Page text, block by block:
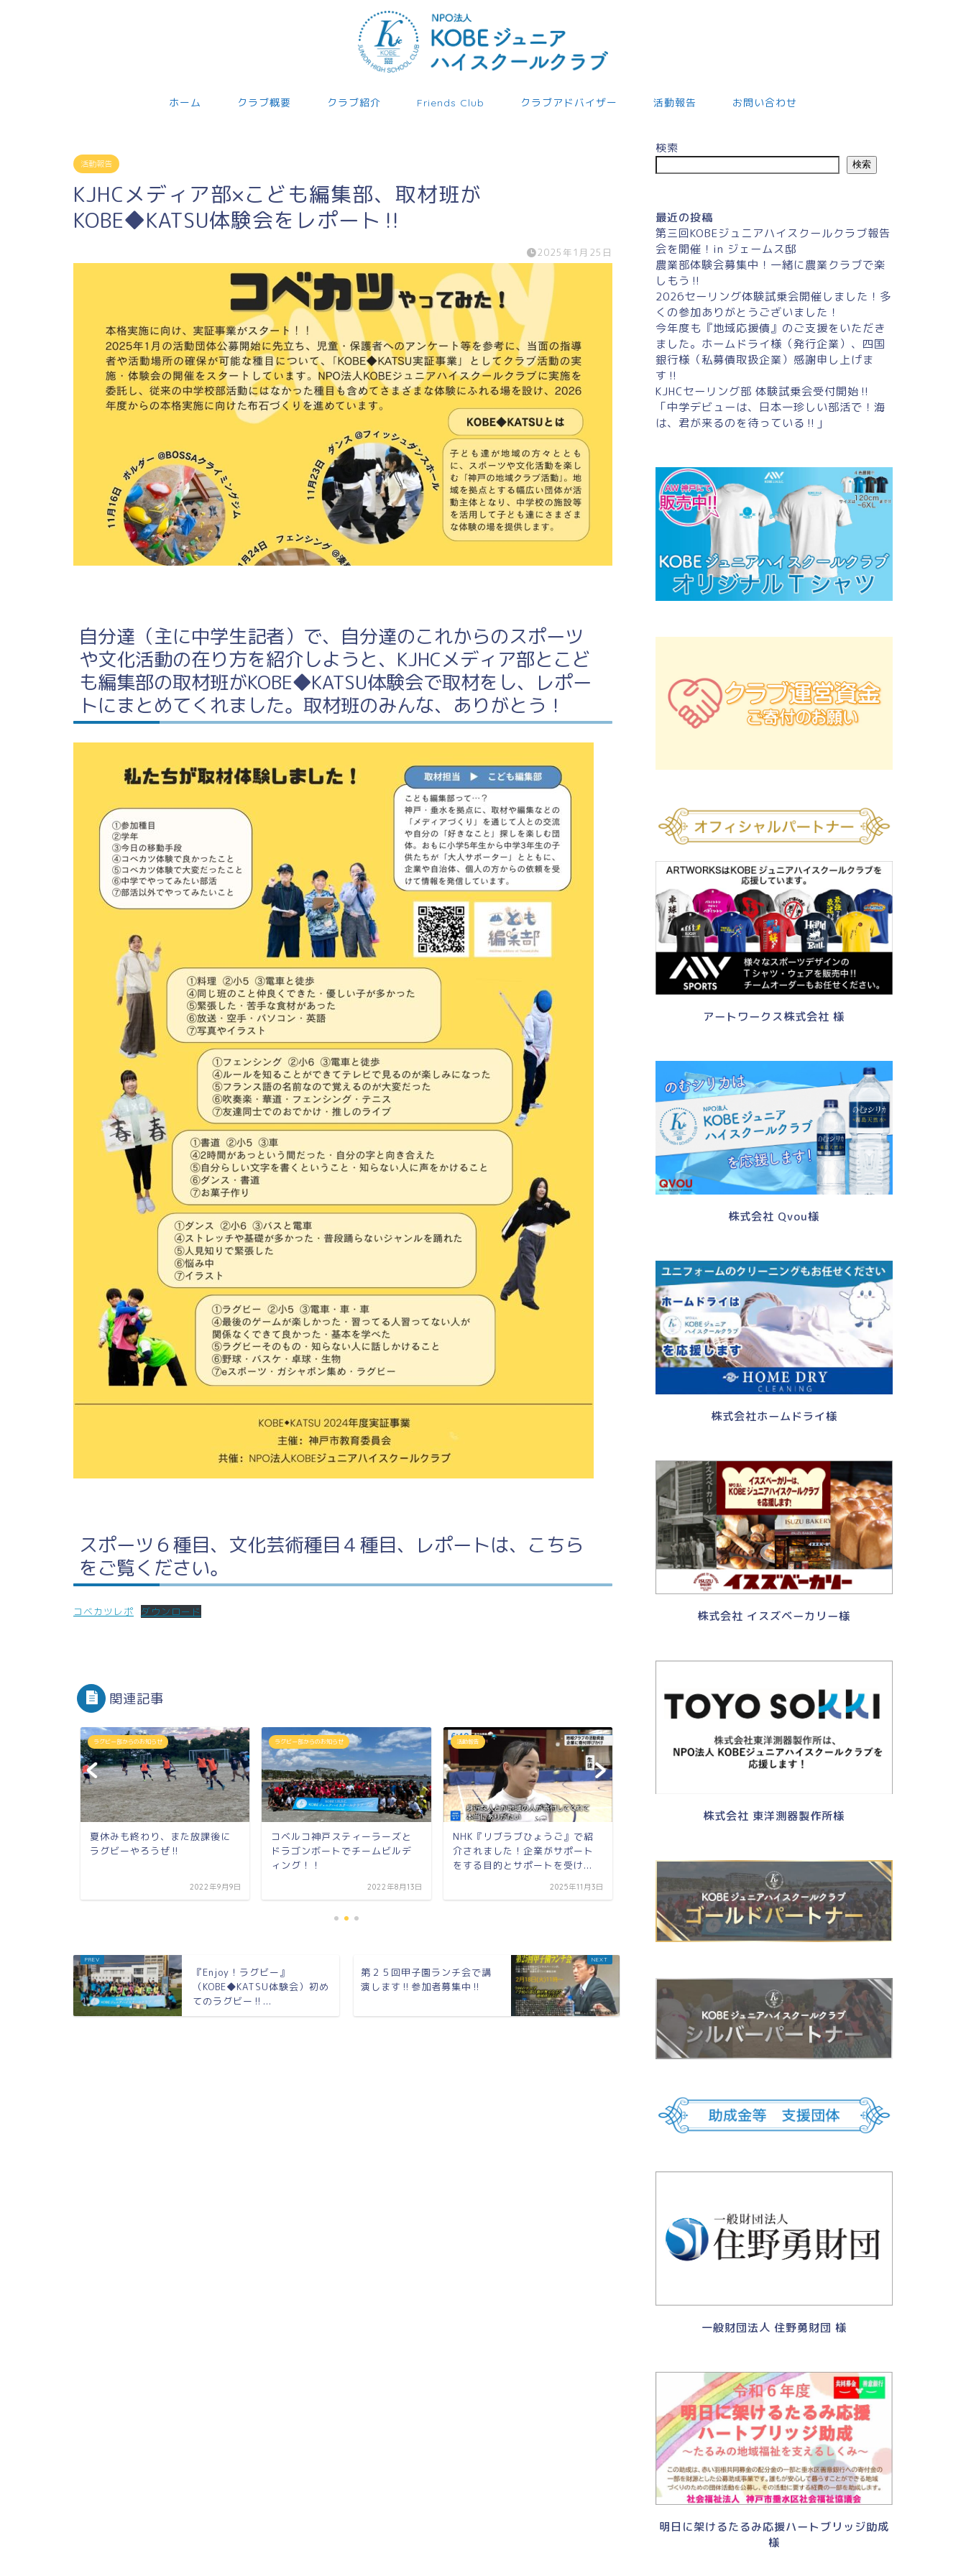
ホーム クラブ概要 クラブ紹介 Friends Club クラブアドバイザー 活動報告 お問い合わせ
活動報告
KJHCメディア部×こども編集部、取材班が
KOBE◆KATSU体験会をレポート‼
2025年1月25日
自分達（主に中学生記者）で、自分達のこれからのスポーツ
や文化活動の在り方を紹介しようと、KJHCメディア部とこど
も編集部の取材班がKOBE◆KATSU体験会で取材をし、レポー
トにまとめてくれました。取材班のみんな、ありがとう！
スポーツ６種目、文化芸術種目４種目、レポートは、こちら
をご覧ください。
コベカツレポ ダウンロード
関連記事
ラグビー部からのお知らせ
夏休みも終わり、また放課後に
ラグビーやろうぜ‼
2022年9月9日
ラグビー部からのお知らせ
コベルコ神戸スティーラーズと
ドラゴンボートでチームビルデ
ィング！！
2022年8月13日
活動報告
NHK『リブラブひょうご』で紹
介されました！企業がサポート
をする目的とサポートを受け...
2025年11月3日 2022年9月9日
ラグビー部からのお知らせ
ィング！！
『Enjoy！ラグビー』
（KOBE◆KATSU体験会）初め
てのラグビー‼...
第２５回甲子園ランチ会で講
演します‼参加者募集中‼
検索
検索
最近の投稿
第三回KOBEジュニアハイスクールクラブ報告
会を開催！in ジェームス邸
農業部体験会募集中！一緒に農業クラブで楽
しもう‼
2026セーリング体験試乗会開催しました！多
くの参加ありがとうございました！
今年度も『地域応援債』のご支援をいただき
ました。ホームドライ様（発行企業）、四国
銀行様（私募債取扱企業）感謝申し上げま
す‼
KJHCセーリング部 体験試乗会受付開始‼
「中学デビューは、日本一珍しい部活で！海
は、君が来るのを待っている‼」
アートワークス株式会社 様
株式会社 Qvou様
株式会社ホームドライ様
株式会社 イスズベーカリー様
株式会社 東洋測器製作所様
一般財団法人 住野勇財団 様
明日に架けるたるみ応援ハートブリッジ助成
様